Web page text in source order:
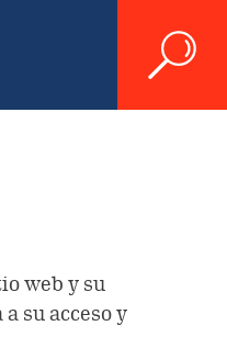
web y su
su acceso y